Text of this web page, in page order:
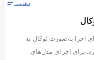
اجرا به‌صورت لوکال به
برای اجرای مدل‌های